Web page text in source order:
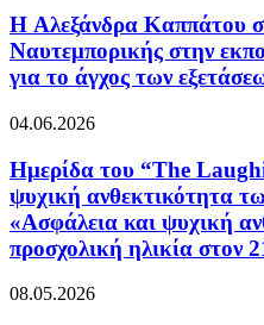
H Αλεξάνδρα Καππάτου
Ναυτεμπορικής στην
για το άγχος των
04.06.2026
Ημερίδα του “The
ψυχική ανθεκτικότητα
«Ασφάλεια και ψυχική
προσχολική ηλικία στον
08.05.2026